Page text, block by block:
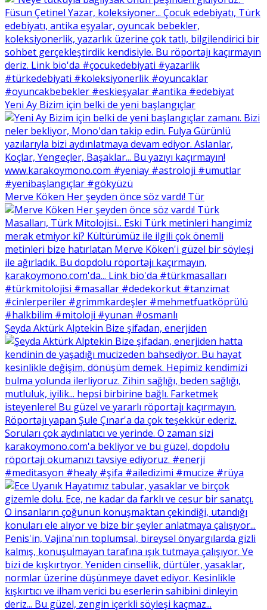
Yeni Ay Bizim için belki de yeni başlangıçlar
Merve Köken Her şeyden önce söz vardı! Tür
Şeyda Aktürk Alptekin Bize şifadan, enerjiden